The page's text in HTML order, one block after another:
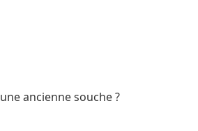
ancienne souche ?